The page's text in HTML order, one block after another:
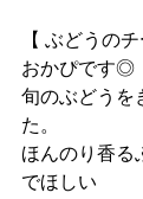
【 ぶどうの
おかぴです◎
旬のぶどうを
た。
ほんのり香る
でほしい